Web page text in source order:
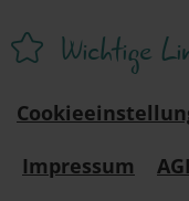
Wichtige
Impressum